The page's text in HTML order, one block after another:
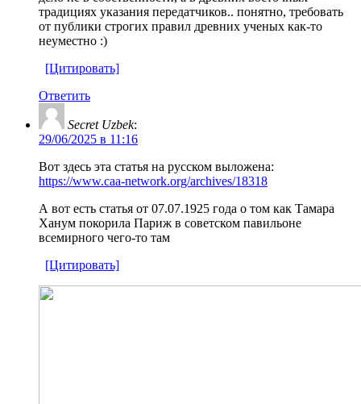
традициях указания передатчиков.. понятно, требовать
от публики строгих правил древних ученых как-то
неуместно :)
[Цитировать]
Ответить
Secret Uzbek:
29/06/2025 в 11:16
Вот здесь эта статья на русском выложена:
https://www.caa-network.org/archives/18318
А вот есть статья от 07.07.1925 года о том как Тамара
Ханум покорила Париж в советском павильоне
всемирного чего-то там
[Цитировать]